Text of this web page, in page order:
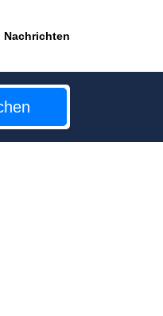
Nachrichten